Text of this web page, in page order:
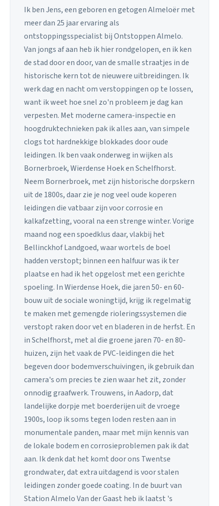
Ik ben Jens, een geboren en getogen Almeloër met
meer dan 25 jaar ervaring als
ontstoppingsspecialist bij Ontstoppen Almelo.
Van jongs af aan heb ik hier rondgelopen, en ik ken
de stad door en door, van de smalle straatjes in de
historische kern tot de nieuwere uitbreidingen. Ik
werk dag en nacht om verstoppingen op te lossen,
want ik weet hoe snel zo'n probleem je dag kan
verpesten. Met moderne camera-inspectie en
hoogdruktechnieken pak ik alles aan, van simpele
clogs tot hardnekkige blokkades door oude
leidingen. Ik ben vaak onderweg in wijken als
Bornerbroek, Wierdense Hoek en Schelfhorst.
Neem Bornerbroek, met zijn historische dorpskern
uit de 1800s, daar zie je nog veel oude koperen
leidingen die vatbaar zijn voor corrosie en
kalkafzetting, vooral na een strenge winter. Vorige
maand nog een spoedklus daar, vlakbij het
Bellinckhof Landgoed, waar wortels de boel
hadden verstopt; binnen een halfuur was ik ter
plaatse en had ik het opgelost met een gerichte
spoeling. In Wierdense Hoek, die jaren 50- en 60-
bouw uit de sociale woningtijd, krijg ik regelmatig
te maken met gemengde rioleringssystemen die
verstopt raken door vet en bladeren in de herfst. En
in Schelfhorst, met al die groene jaren 70- en 80-
huizen, zijn het vaak de PVC-leidingen die het
begeven door bodemverschuivingen, ik gebruik dan
camera's om precies te zien waar het zit, zonder
onnodig graafwerk. Trouwens, in Aadorp, dat
landelijke dorpje met boerderijen uit de vroege
1900s, loop ik soms tegen loden resten aan in
monumentale panden, maar met mijn kennis van
de lokale bodem en corrosieproblemen pak ik dat
aan. Ik denk dat het komt door ons Twentse
grondwater, dat extra uitdagend is voor stalen
leidingen zonder goede coating. In de buurt van
Station Almelo Van der Gaast heb ik laatst 's